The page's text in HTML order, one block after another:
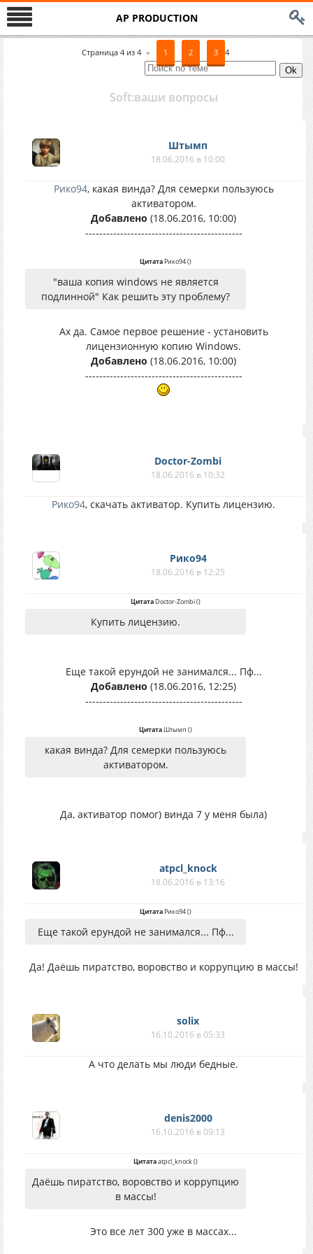
AP PRODUCTION
Страница 4 из 4 « 1 2 3 4
Soft:ваши вопросы
Штымп
18.06.2016 в 10:00
Рико94, какая винда? Для семерки пользуюсь
активатором.
Добавлено (18.06.2016, 10:00)
---------------------------------------------
ЦитатаРико94()
"ваша копия windows не является
подлинной" Как решить эту проблему?
Ах да. Самое первое решение - установить
лицензионную копию Windows.
Добавлено (18.06.2016, 10:00)
---------------------------------------------
Doctor-Zombi
18.06.2016 в 10:32
Рико94, скачать активатор. Купить лицензию.
Рико94
18.06.2016 в 12:25
ЦитатаDoctor-Zombi()
Купить лицензию.
Еще такой ерундой не занимался... Пф...
Добавлено (18.06.2016, 12:25)
---------------------------------------------
ЦитатаШтымп ()
какая винда? Для семерки пользуюсь
активатором.
Да, активатор помог) винда 7 у меня была)
atpcl_knock
18.06.2016 в 13:16
ЦитатаРико94()
Еще такой ерундой не занимался... Пф...
Да! Даёшь пиратство, воровство и коррупцию в массы!
solix
16.10.2016 в 05:33
А что делать мы люди бедные.
denis2000
16.10.2016 в 09:13
Цитатаatpcl_knock()
Даёшь пиратство, воровство и коррупцию
в массы!
Это все лет 300 уже в массах...